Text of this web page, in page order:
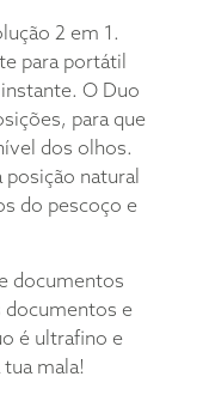
2 em 1.
para portátil
O Duo
para que
dos olhos.
posição natural
do pescoço e
documentos
documentos e
é ultrafino e
mala!